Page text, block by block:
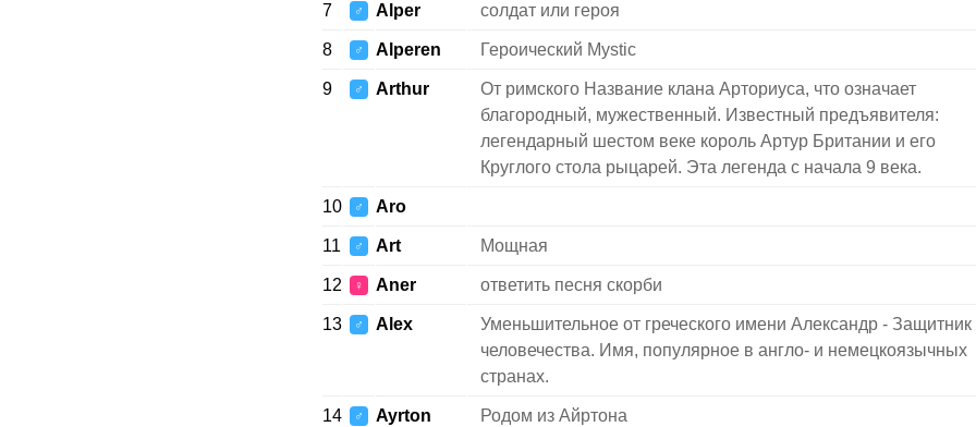
7 ♂ Alper солдат или героя
8 ♂ Alperen Героический Mystic
9 ♂ Arthur
От римского Название клана Арториуса, что означает
благородный, мужественный. Известный предъявителя:
легендарный шестом веке король Артур Британии и его
Круглого стола рыцарей. Эта легенда с начала 9 века.
10 ♂ Aro
11 ♂ Art Мощная
12 ♀ Aner ответить песня скорби
13 ♂ Alex
Уменьшительное от греческого имени Александр - Защитник
человечества. Имя, популярное в англо- и немецкоязычных
странах.
14 ♂ Ayrton Родом из Айртона